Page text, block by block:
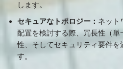
します。
セキュアなトポロジー： ネット
配置を検討する際、冗長性（
性、そしてセキュリティ要件を
す。